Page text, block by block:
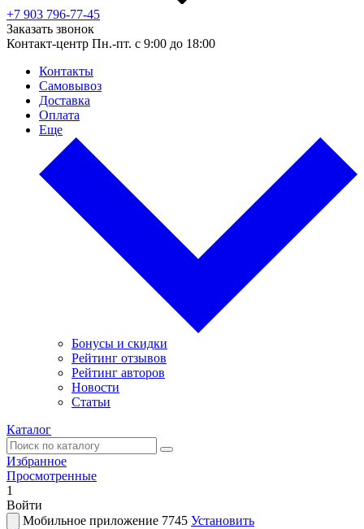
+7 903 796-77-45
Заказать звонок
Контакт-центр Пн.-пт. с 9:00 до 18:00
Контакты
Самовывоз
Доставка
Оплата
Еще
Бонусы и скидки
Рейтинг отзывов
Рейтинг авторов
Новости
Статьи
Каталог
Избранное
Просмотренные
1
Войти
Мобильное приложение 7745 Установить